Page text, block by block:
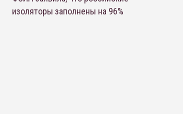
изоляторы заполнены на 96%